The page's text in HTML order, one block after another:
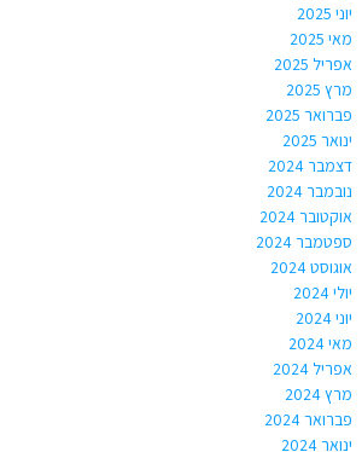
יוני 2025
מאי 2025
אפריל 2025
מרץ 2025
פברואר 2025
ינואר 2025
דצמבר 2024
נובמבר 2024
אוקטובר 2024
ספטמבר 2024
אוגוסט 2024
יולי 2024
יוני 2024
מאי 2024
אפריל 2024
מרץ 2024
פברואר 2024
ינואר 2024